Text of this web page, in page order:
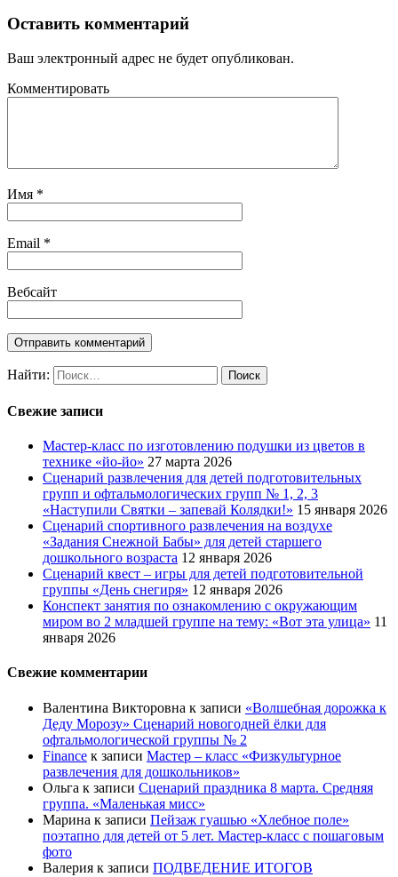
Оставить комментарий
Ваш электронный адрес не будет опубликован.
Комментировать
Имя *
Email *
Вебсайт
Найти:
Свежие записи
Мастер-класс по изготовлению подушки из цветов в
технике «йо-йо» 27 марта 2026
Сценарий развлечения для детей подготовительных
групп и офтальмологических групп № 1, 2, 3
«Наступили Святки – запевай Колядки!» 15 января 2026
Сценарий спортивного развлечения на воздухе
«Задания Снежной Бабы» для детей старшего
дошкольного возраста 12 января 2026
Сценарий квест – игры для детей подготовительной
группы «День снегиря» 12 января 2026
Конспект занятия по ознакомлению с окружающим
миром во 2 младшей группе на тему: «Вот эта улица» 11
января 2026
Свежие комментарии
Валентина Викторовна к записи «Волшебная дорожка к
Деду Морозу» Сценарий новогодней ёлки для
офтальмологической группы № 2
Finance к записи Мастер – класс «Физкультурное
развлечения для дошкольников»
Ольга к записи Сценарий праздника 8 марта. Средняя
группа. «Маленькая мисс»
Марина к записи Пейзаж гуашью «Хлебное поле»
поэтапно для детей от 5 лет. Мастер-класс с пошаговым
фото
Валерия к записи ПОДВЕДЕНИЕ ИТОГОВ